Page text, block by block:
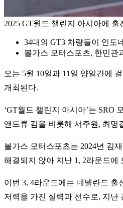
2025 GT월드 챌린지 아시아에
34대의 GT3 차량들이 인도
볼가스 모터스포츠, 한민관
오는 5월 10일과 11일 양일간에
개최된다.
‘GT월드 챌린지 아시아’는 SRO
앤드류 김을 비롯해 서주원, 최명
볼가스 모터스포츠는 2024년 김
해결되지 않아 지난 1, 2라운드에
이번 3, 4라운드에는 네델란드 출
저력을 가진 실력파 선수로, 지난